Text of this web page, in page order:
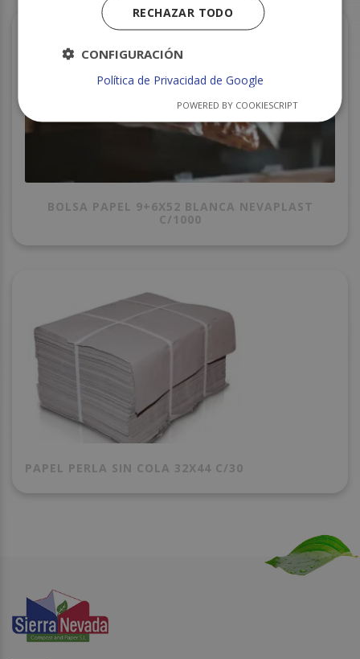
BOLSA PAPEL 9+6X52 BLANCA NEVAPLAST
C/1000
PAPEL PERLA SIN COLA 32X44 C/30
RECHAZAR TODO
CONFIGURACIÓN
Política de Privacidad de Google
POWERED BY COOKIESCRIPT